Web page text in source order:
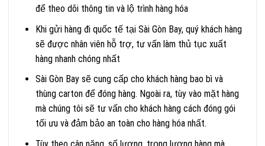
để theo dõi thông tin và lộ trình hàng hóa
Khi gửi hàng đi quốc tế tại Sài Gòn Bay, quý khách hàng
sẽ được nhân viên hỗ trợ, tư vấn làm thủ tục xuất
hàng nhanh chóng nhất
Sài Gòn Bay sẽ cung cấp cho khách hàng bao bì và
thùng carton để đóng hàng. Ngoài ra, tùy vào mặt hàng
mà chúng tôi sẽ tư vấn cho khách hàng cách đóng gói
tối ưu và đảm bảo an toàn cho hàng hóa nhất.
Tùy theo cân nặng, số lượng, trọng lượng hàng mà